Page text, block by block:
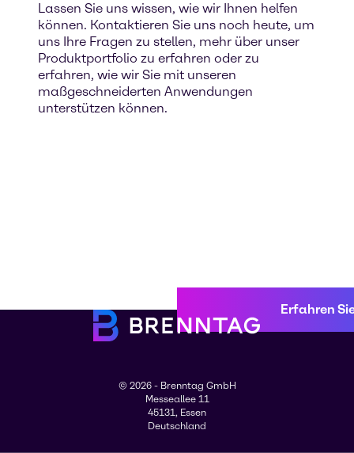
Lassen Sie uns wissen, wie wir Ihnen helfen
können. Kontaktieren Sie uns noch heute, um
uns Ihre Fragen zu stellen, mehr über unser
Produktportfolio zu erfahren oder zu
erfahren, wie wir Sie mit unseren
maßgeschneiderten Anwendungen
unterstützen können.
Erfahren
© 2026 - Brenntag GmbH
Messeallee 11
45131, Essen
Deutschland